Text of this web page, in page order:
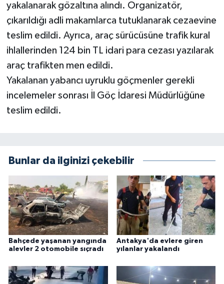
yakalanarak gözaltına alındı. Organizatör,
çıkarıldığı adli makamlarca tutuklanarak cezaevine
teslim edildi. Ayrıca, araç sürücüsüne trafik kural
ihlallerinden 124 bin TL idari para cezası yazılarak
araç trafikten men edildi.
Yakalanan yabancı uyruklu göçmenler gerekli
incelemeler sonrası İl Göç İdaresi Müdürlüğüne
teslim edildi.
Bunlar da ilginizi çekebilir
Bahçede yaşanan yangında
alevler 2 otomobile sıçradı
Antakya'da evlere giren
yılanlar yakalandı